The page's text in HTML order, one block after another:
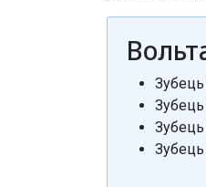
Зубець